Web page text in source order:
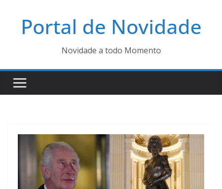
Portal de Novidade
Novidade a todo Momento